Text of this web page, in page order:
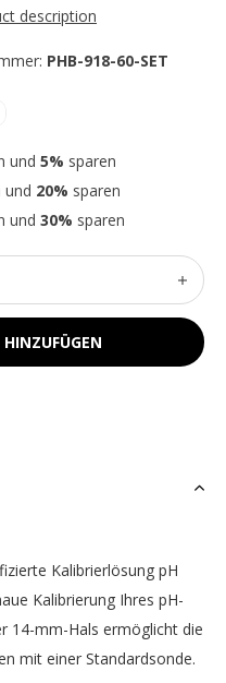
description
PHB-918-60-SET
und 5% sparen
20% sparen
und 30% sparen
Kalibrierlösung pH
Kalibrierung Ihres pH-
14-mm-Hals ermöglicht die
mit einer Standardsonde.